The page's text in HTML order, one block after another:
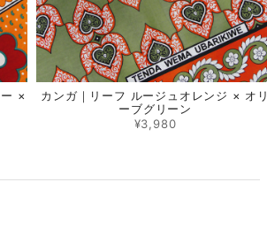
×
カンガ｜リーフ ルージュオレンジ × オリ
ーブグリーン
¥3,980